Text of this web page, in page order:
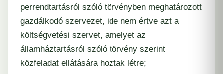
perrendtartásról szóló törvényben meghatározott
gazdálkodó szervezet, ide nem értve azt a
költségvetési szervet, amelyet az
államháztartásról szóló törvény szerint
közfeladat ellátására hoztak létre;